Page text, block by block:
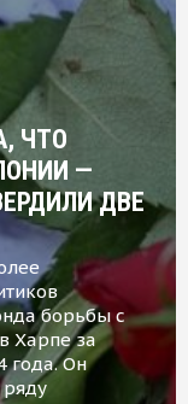
ЧТО
—
ДВЕ
борьбы с
Харпе за
года. Он